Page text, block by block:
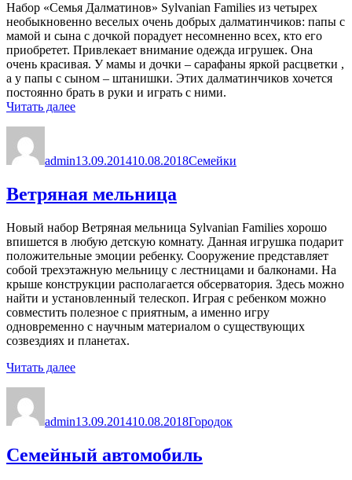
Набор «Семья Далматинов» Sylvanian Families из четырех
необыкновенно веселых очень добрых далматинчиков: папы с
мамой и сына с дочкой порадует несомненно всех, кто его
приобретет. Привлекает внимание одежда игрушек. Она
очень красивая. У мамы и дочки – сарафаны яркой расцветки ,
а у папы с сыном – штанишки. Этих далматинчиков хочется
постоянно брать в руки и играть с ними.
Читать далее«Набор
admin13.09.201410.08.2018Семейки
Ветряная мельница
Новый набор Ветряная мельница Sylvanian Families хорошо
впишется в любую детскую комнату. Данная игрушка подарит
положительные эмоции ребенку. Сооружение представляет
собой трехэтажную мельницу с лестницами и балконами. На
крыше конструкции располагается обсерватория. Здесь можно
найти и установленный телескоп. Играя с ребенком можно
совместить полезное с приятным, а именно игру
одновременно с научным материалом о существующих
созвездиях и планетах.
Читать далее«Ветряная
admin13.09.201410.08.2018Городок
Семейный автомобиль